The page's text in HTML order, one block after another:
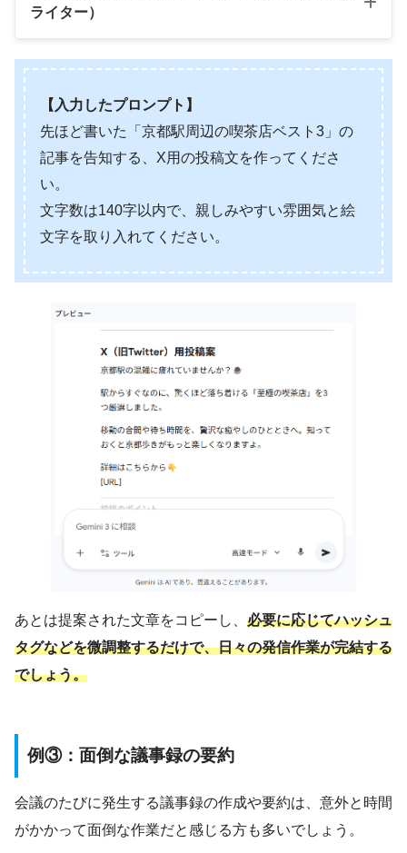
ライター）
【入力したプロンプト】
先ほど書いた「京都駅周辺の喫茶店ベスト3」の
記事を告知する、X用の投稿文を作ってくださ
い。
文字数は140字以内で、親しみやすい雰囲気と絵
文字を取り入れてください。
あとは提案された文章をコピーし、 必要に応じてハッシュ
タグなどを微調整するだけで、日々の発信作業が完結する
でしょう。
例③：面倒な議事録の要約
会議のたびに発生する議事録の作成や要約は、意外と時間
がかかって面倒な作業だと感じる方も多いでしょう。